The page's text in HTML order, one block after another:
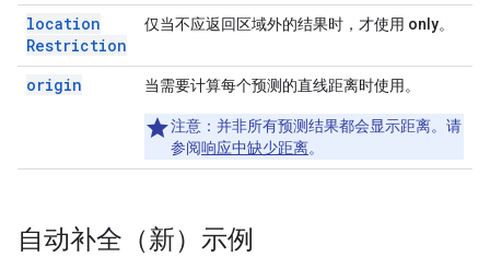
location
Restriction
仅当不应返回区域外的结果时，才使用 only。
origin 当需要计算每个预测的直线距离时使用。
注意 ：并非所有预测结果都会显示距离。请
参阅响应中缺少距离。
自动补全（新）示例